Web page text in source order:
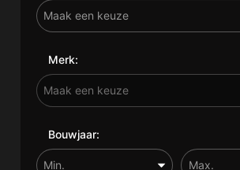
Merk:
Bouwjaar: